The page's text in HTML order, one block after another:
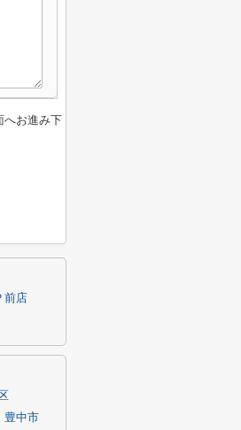
へお進み下
前店
豊中市